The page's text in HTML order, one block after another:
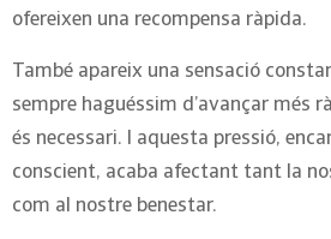
ofereixen una recompensa ràpida.
També apareix una sensació
sempre haguéssim d’avançar més
és necessari. I aquesta pressió,
conscient, acaba afectant tant la
com al nostre benestar.